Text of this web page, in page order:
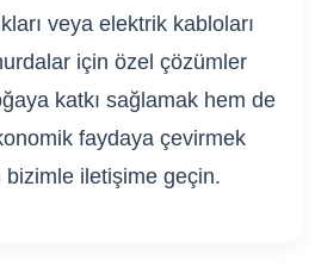
veya elektrik kabloları
için özel çözümler
katkı sağlamak hem de
faydaya çevirmek
bizimle iletişime geçin.